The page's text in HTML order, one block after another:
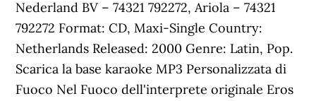
Nederland BV ‎– 74321 792272, Ariola ‎– 74321
792272 Format: CD, Maxi-Single Country:
Netherlands Released: 2000 Genre: Latin, Pop.
Scarica la base karaoke MP3 Personalizzata di
Fuoco Nel Fuoco dell'interprete originale Eros